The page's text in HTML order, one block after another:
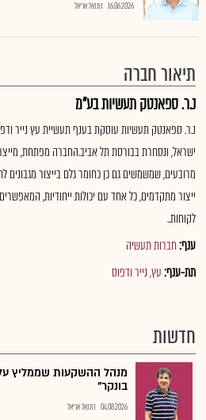
16.06.2026 נתנאל אריאל
תיאור חברה
נ.ר. ספאנטק תעשיות בע"מ
ישראל, ונסחרת בבורסת תל אביב.החברה מפתחת,
מרובעים, שמשמשים גם כן כחומר גלם בייצור
ייצור מתקדמים, כל אחד עם יכולות ייחודיות,
לקוחות..
ענף:חברות תעשיה
תת-ענף:עץ, נייר ודפוס
חדשות
מנהל ההשקעות שממליץ
בונקר"
04.08.2026 נתנאל אריאל